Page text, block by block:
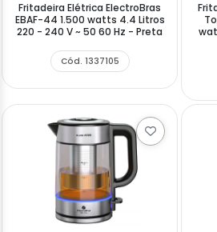
Fritadeira Elétrica ElectroBras
EBAF-44 1.500 watts 4.4 Litros
220 - 240 V ~ 50 60 Hz - Preta
Cód. 1337105